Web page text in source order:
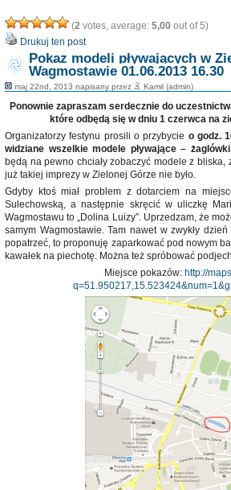
(2 votes, average: 5,00 out of 5)
Drukuj ten post
Pokaz modeli pływających w
Wagmostawie 01.06.2013 16.30
maj 22nd, 2013 napisany przez Kamil (admin)
Ponownie zapraszam serdecznie do
które odbędą się w dniu 1 czerwca na
Organizatorzy festynu prosili o przybycie o godz.
widziane wszelkie modele pływające –
będą na pewno chciały zobaczyć modele z bliska,
już takiej imprezy w Zielonej Górze nie było.
Gdyby ktoś miał problem z dotarciem na
Sulechowską, a następnie skręcić w uliczkę
Wagmostawu to „Dolina Luizy”. Uprzedzam, że
samym Wagmostawie. Tam nawet w zwykły
popatrzeć, to proponuję zaparkować pod nowym
kawałek na piechotę. Można też spróbować
Miejsce pokazów: http://